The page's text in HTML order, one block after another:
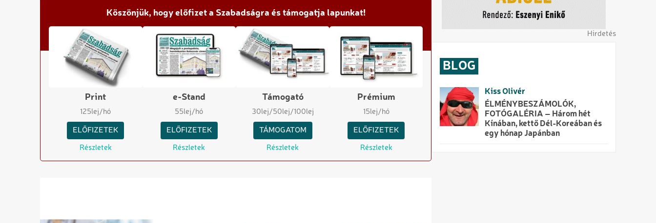
Köszönjük, hogy előfizet a Szabadságra és támogatja lapunkat!
Print
125lej/hó
ELŐFIZETEK
Részletek
e-Stand
55lej/hó
ELŐFIZETEK
Részletek
Támogató
30lej/50lej/100lej
TÁMOGATOM
Részletek
Prémium
15lej/hó
ELŐFIZETEK
Részletek
Hirdetés
BLOG
Kiss Olivér
ÉLMÉNYBESZÁMOLÓK,
FOTÓGALÉRIA – Három hét
Kínában, kettő Dél-Koreában és
egy hónap Japánban